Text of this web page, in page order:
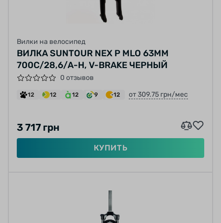
Вилки на велосипед
ВИЛКА SUNTOUR NEX P MLO 63ММ
700C/28,6/А-Н, V-BRAKE ЧЕРНЫЙ
0 отзывов
12 12 12 9 12 от 309.75 грн/мес
3 717 грн
КУПИТЬ